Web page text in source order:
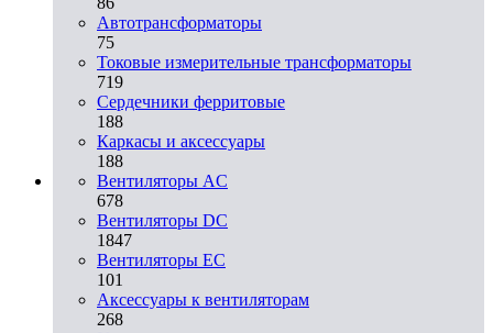
Автотрансформаторы
75
Токовые измерительные трансформаторы
719
Сердечники ферритовые
188
Каркасы и аксессуары
188
Вентиляторы AC
678
Вентиляторы DC
1847
Вентиляторы EC
101
Аксессуары к вентиляторам
268